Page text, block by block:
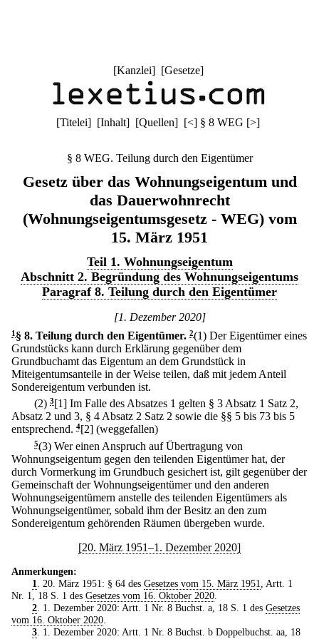
[Kanzlei] [Gesetze]
[Titelei] [Inhalt] [Quellen] [<] § 8 WEG [>]
§ 8 WEG. Teilung durch den Eigentümer
Gesetz über das Wohnungseigentum und
das Dauerwohnrecht
(Wohnungseigentumsgesetz - WEG) vom
15. März 1951
Teil 1. Wohnungseigentum
Abschnitt 2. Begründung des Wohnungseigentums
Paragraf 8. Teilung durch den Eigentümer
[1. Dezember 2020]
1 § 8. Teilung durch den Eigentümer. 2(1) Der Eigentümer eines
Grundstücks kann durch Erklärung gegenüber dem
Grundbuchamt das Eigentum an dem Grundstück in
Miteigentumsanteile in der Weise teilen, daß mit jedem Anteil
Sondereigentum verbunden ist.
(2) 3[1] Im Falle des Absatzes 1 gelten § 3 Absatz 1 Satz 2,
Absatz 2 und 3, § 4 Absatz 2 Satz 2 sowie die §§ 5 bis 73 bis 5
entsprechend. 4[2] (weggefallen)
5(3) Wer einen Anspruch auf Übertragung von
Wohnungseigentum gegen den teilenden Eigentümer hat, der
durch Vormerkung im Grundbuch gesichert ist, gilt gegenüber der
Gemeinschaft der Wohnungseigentümer und den anderen
Wohnungseigentümern anstelle des teilenden Eigentümers als
Wohnungseigentümer, sobald ihm der Besitz an den zum
Sondereigentum gehörenden Räumen übergeben wurde.
[20. März 1951–1. Dezember 2020]
Anmerkungen:
1
. 20. März 1951: § 64 des Gesetzes vom 15. März 1951
, Artt. 1
Nr. 1, 18 S. 1 des Gesetzes vom 16. Oktober 2020
2. 1. Dezember 2020: Artt. 1 Nr. 8 Buchst. a, 18 S. 1 des Gesetzes
vom 16. Oktober 2020
3. 1. Dezember 2020: Artt. 1 Nr. 8 Buchst. b Doppelbuchst. aa, 18